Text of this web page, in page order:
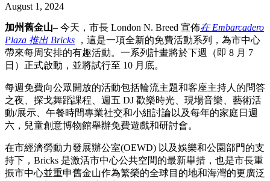
August 1, 2024
加州舊金山– 今天，市長 London N. Breed 宣佈在 Embarcadero
Plaza 推出 Bricks ，這是一項全新的免費活動系列，為市中心
帶來每周安排的有趣活動。一系列計畫將於下週（即 8 月 7
日）正式啟動，並將試行至 10 月底。
每週免費向公眾開放的活動包括輪流主題和客座主持人的問答
之夜、探戈舞蹈課程、週五 DJ 歡樂時光、現場音樂、藝術活
動/展示、午餐時間專業社交和小組討論以及每年的家庭日週
六，兒童創意博物館舉辦免費遊戲和研討會。
在市經濟勞動力發展辦公室(OEWD) 以及娛樂和公園部門的支
持下，Bricks 是激活市中心公共空間的最新舉措，也是市長重
振市中心並重申舊金山作為繁榮的全球目的地和海灣的更廣泛